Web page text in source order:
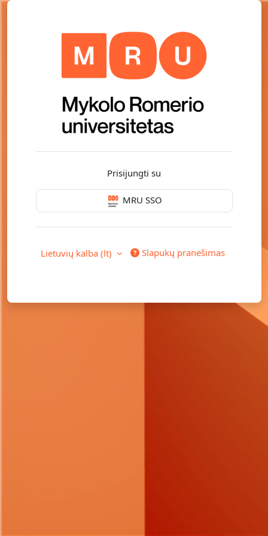
Pereiti į pagrindinį turinį
Prisijungti prie
Prisijungti su
MRU SSO
Lietuvių kalba ‎(lt)‎ Slapukų pranešimas